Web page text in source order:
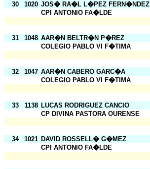
30
1020 JOS� RA�L L�PEZ FERN�NDEZ
CPI ANTONIO FA�LDE
31
1048 AAR�N BELTR�N P�REZ
COLEGIO PABLO VI F�TIMA
32
1047 AAR�N CABERO GARC�A
COLEGIO PABLO VI F�TIMA
33
1138 LUCAS RODRIGUEZ CANCIO
CP DIVINA PASTORA OURENSE
34
1021 DAVID ROSSELL� G�MEZ
CPI ANTONIO FA�LDE